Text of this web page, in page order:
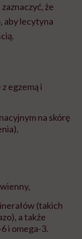
że
aby lecytyna
egzemą i
na skórę
(takich
a także
i omega-3.